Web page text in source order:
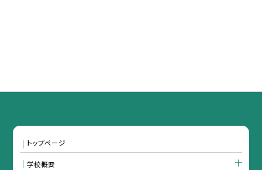
トップページ
学校概要